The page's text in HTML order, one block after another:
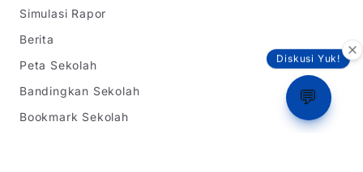
Diskusi Yuk!
💬
Simulasi Rapor
Berita
Peta Sekolah
Bandingkan Sekolah
Bookmark Sekolah